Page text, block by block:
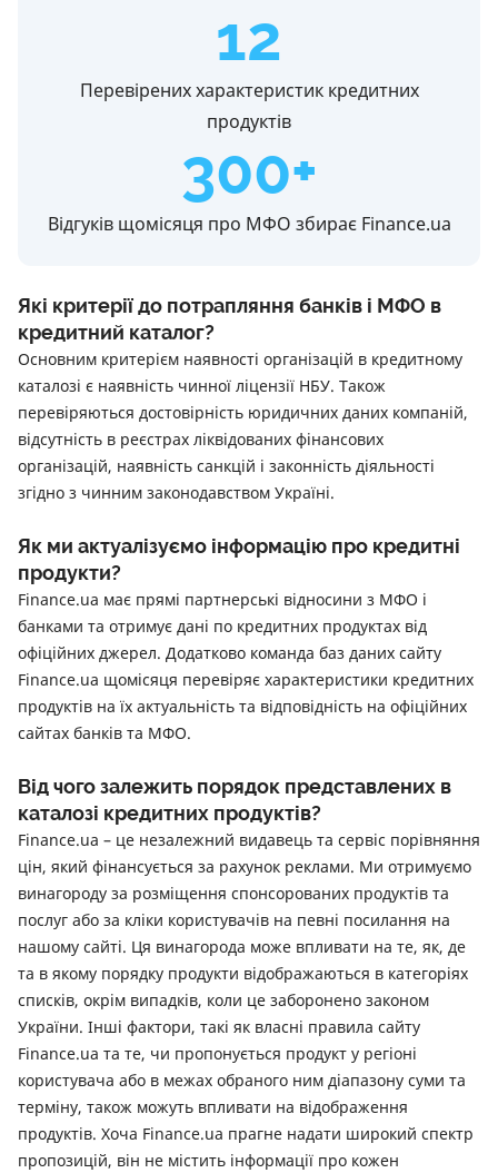
12
Перевірених характеристик кредитних
продуктів
300+
Відгуків щомісяця про МФО збирає Finance.ua
Які критерії до потрапляння банків і МФО в
кредитний каталог?
Основним критерієм наявності організацій в кредитному
каталозі є наявність чинної ліцензії НБУ. Також
перевіряються достовірність юридичних даних компаній,
відсутність в реєстрах ліквідованих фінансових
організацій, наявність санкцій і законність діяльності
згідно з чинним законодавством Україні.
Як ми актуалізуємо інформацію про кредитні
продукти?
Finance.ua має прямі партнерські відносини з МФО і
банками та отримує дані по кредитних продуктах від
офіційних джерел. Додатково команда баз даних сайту
Finance.ua щомісяця перевіряє характеристики кредитних
продуктів на їх актуальність та відповідність на офіційних
сайтах банків та МФО.
Від чого залежить порядок представлених в
каталозі кредитних продуктів?
Finance.ua – це незалежний видавець та сервіс порівняння
цін, який фінансується за рахунок реклами. Ми отримуємо
винагороду за розміщення спонсорованих продуктів та
послуг або за кліки користувачів на певні посилання на
нашому сайті. Ця винагорода може впливати на те, як, де
та в якому порядку продукти відображаються в категоріях
списків, окрім випадків, коли це заборонено законом
України. Інші фактори, такі як власні правила сайту
Finance.ua та те, чи пропонується продукт у регіоні
користувача або в межах обраного ним діапазону суми та
терміну, також можуть впливати на відображення
продуктів. Хоча Finance.ua прагне надати широкий спектр
пропозицій, він не містить інформації про кожен